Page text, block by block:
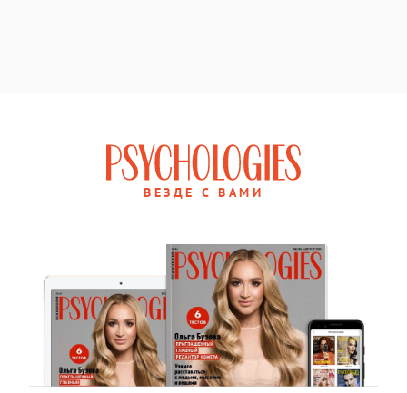
ВЕЗДЕ С ВАМИ